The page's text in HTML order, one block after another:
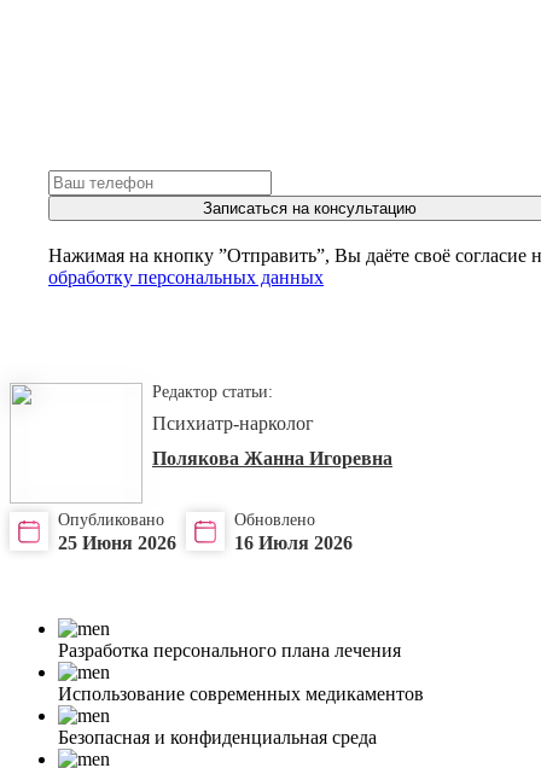
Записаться на консультацию
Нажимая на кнопку ”Отправить”, Вы даёте своё согласие
обработку персональных данных
Редактор статьи:
Психиатр-нарколог
Полякова Жанна Игоревна
Опубликовано
25 Июня 2026
Обновлено
16 Июля 2026
Разработка персонального плана лечения
Использование современных медикаментов
Безопасная и конфиденциальная среда